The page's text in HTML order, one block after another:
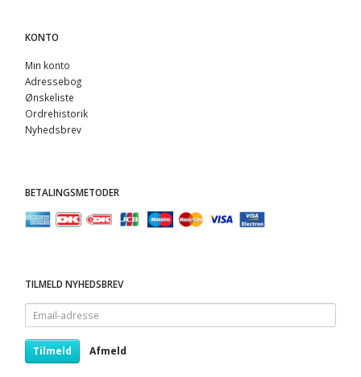
KONTO
Min konto
Adressebog
Ønskeliste
Ordrehistorik
Nyhedsbrev
BETALINGSMETODER
TILMELD NYHEDSBREV
Email-
adresse
Tilmeld Afmeld